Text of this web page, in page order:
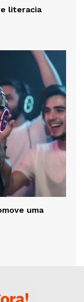
literacia
uma